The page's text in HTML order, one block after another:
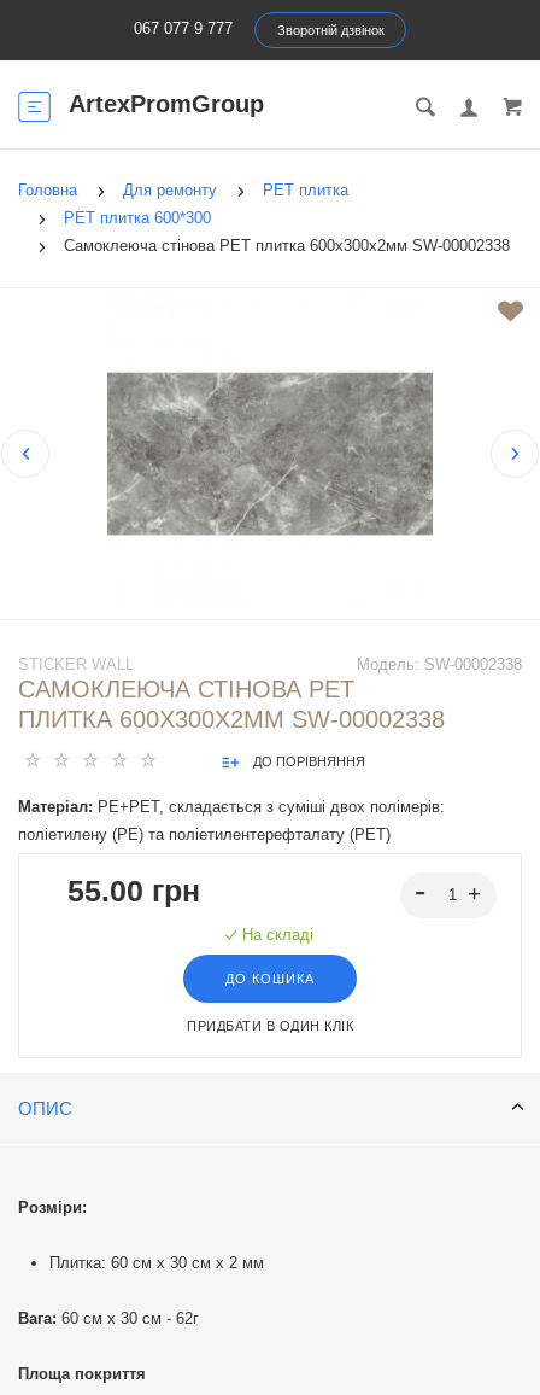
067 077 9 777 Зворотній дзвінок
ArtexPromGroup
Головна Для ремонту
PET плитка
PET плитка 600*300
Самоклеюча стінова PET плитка 600х300х2мм SW-00002338
Модель: SW-00002338
STICKER WALL
САМОКЛЕЮЧА СТІНОВА PET
ПЛИТКА 600Х300Х2ММ SW-00002338
ДО ПОРІВНЯННЯ
Матеріал: PE+PET, складається з суміші двох полімерів:
поліетилену (PE) та поліетилентерефталату (PET)
55.00 грн
На складі
ДО КОШИКА
ПРИДБАТИ В ОДИН КЛІК
ОПИС
Розміри:
Плитка: 60 см х 30 см х 2 мм
Вага: 60 см х 30 см - 62г
Площа покриття